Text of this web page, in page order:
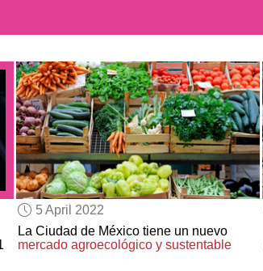
5 April 2022
La Ciudad de México tiene un nuevo
mercado agroecológico y sustentable